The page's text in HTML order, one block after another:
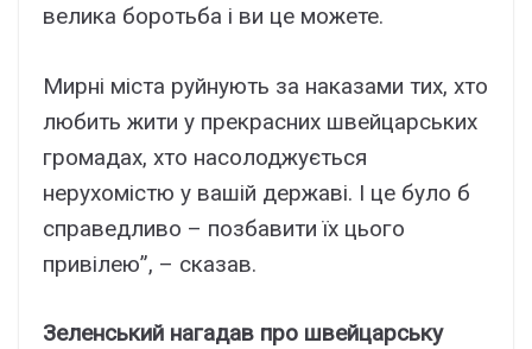
велика боротьба і ви це можете.
Мирні міста руйнують за наказами тих, хто
любить жити у прекрасних швейцарських
громадах, хто насолоджується
нерухомістю у вашій державі. І це було б
справедливо – позбавити їх цього
привілею”, – сказав.
Зеленський нагадав про швейцарську